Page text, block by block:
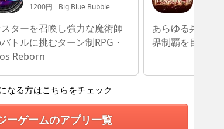
1200円 Big Blue Bubble
ターを召喚し強力な魔術師
トルに挑むターン制RPG・
Reborn
あらゆる兵器・
界制覇を目指せ
なる方はこちらをチェック
ーゲームのアプリ一覧